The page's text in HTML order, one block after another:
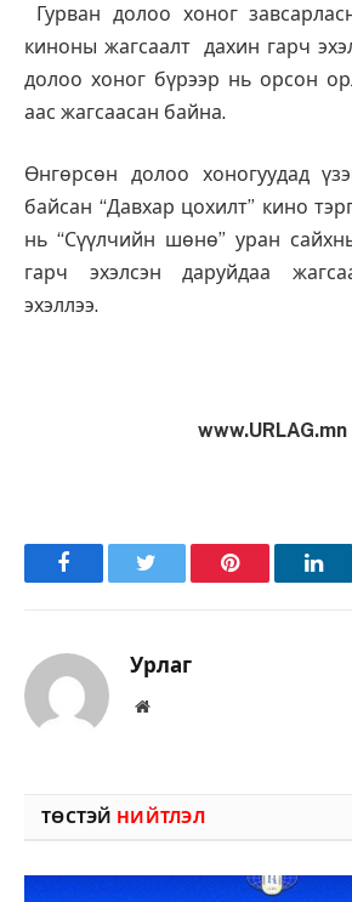
Гурван долоо хоног
киноны жагсаалт дахин гарч
долоо хоног бүрээр нь орсон
аас жагсаасан байна.
Өнгөрсөн долоо хоногуудад
байсан “Давхар цохилт” кино
нь “Сүүлчийн шөнө” уран
гарч эхэлсэн даруйдаа
эхэллээ.
www.URLAG.mn
FacebookTwitter Pinterest
Урлаг
Вэбсайт
ТӨСТЭЙ НИЙТЛЭЛ